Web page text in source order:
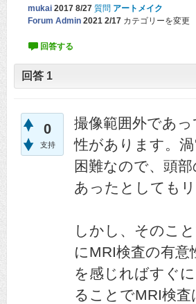
mukai 2017 8/27 質問 アートメイク
Forum Admin 2021 2/17 カテゴリーを変更
回答 1
0
支持
撮像範囲外であ
性があります。
困難なので、頭
あったとしても
しかし、そのこ
にMRI検査の有
を感じればすぐ
ることでMRI検